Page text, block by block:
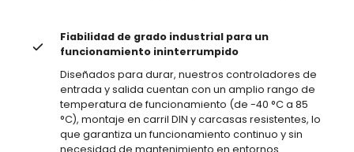
Fiabilidad de grado industrial para un
funcionamiento ininterrumpido
Diseñados para durar, nuestros controladores de
entrada y salida cuentan con un amplio rango de
temperatura de funcionamiento (de -40 °C a 85
°C), montaje en carril DIN y carcasas resistentes, lo
que garantiza un funcionamiento continuo y sin
necesidad de mantenimiento en entornos